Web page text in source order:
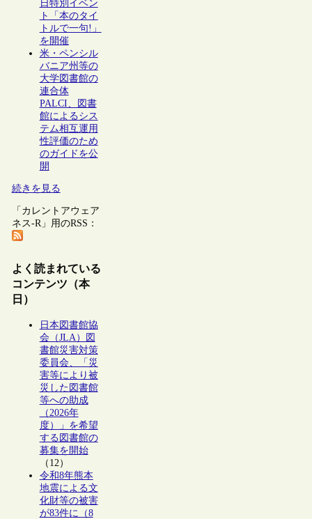
日特別イベン
ト「本のタイ
トルで一句!」
を開催
米・ペンシル
バニア州等の
大学図書館の
連合体
PALCI、図書
館によるシス
テム相互運用
性評価のため
のガイドを公
開
続きを見る
「カレントアウェア
ネス-R」用のRSS：
よく読まれている
コンテンツ（本
日）
日本図書館協
会（JLA）図
書館災害対策
委員会、「災
害等により被
災した図書館
等への助成
（2026年
度）」を希望
する図書館の
募集を開始
（12）
令和8年熊本
地震による文
化財等の被害
が83件に（8